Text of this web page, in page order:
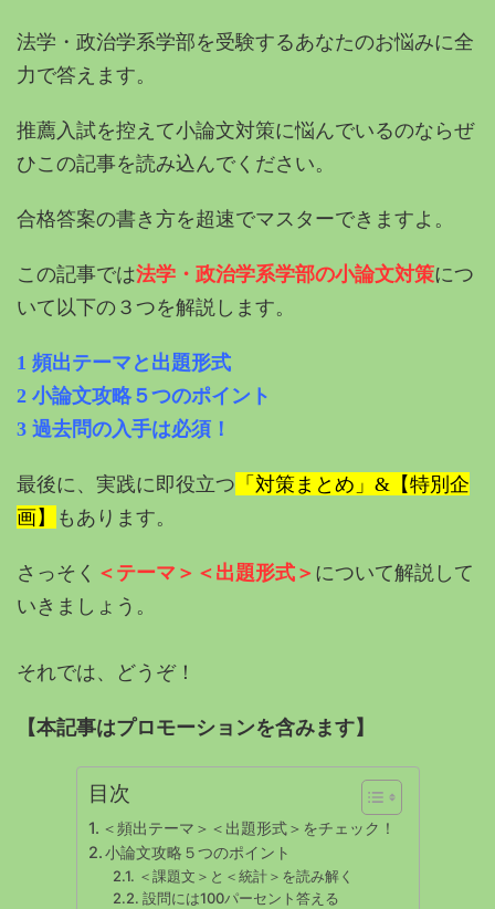
法学・政治学系学部を受験するあなたのお悩みに全
力で答えます。
推薦入試を控えて小論文対策に悩んでいるのならぜ
ひこの記事を読み込んでください。
合格答案の書き方を超速でマスターできますよ。
この記事では法学・政治学系学部の小論文対策につ
いて以下の３つを解説します。
1 頻出テーマと出題形式
2 小論文攻略５つのポイント
3 過去問の入手は必須！
最後に、実践に即役立つ 「対策まとめ」&【特別企
画】
もあります。
さっそく ＜テーマ＞＜出題形式＞ について解説して
いきましょう。
それでは、どうぞ！
【本記事はプロモーションを含みます】
目次
＜頻出テーマ＞＜出題形式＞をチェック！
小論文攻略５つのポイント
＜課題文＞と＜統計＞を読み解く
設問には100パーセント答える